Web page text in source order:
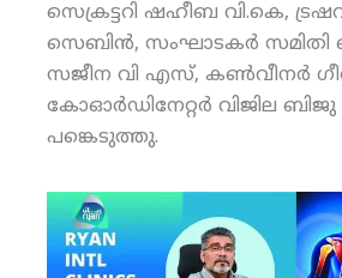
സെക്രട്ടറി ഷഹീബ വി.കെ,
സെബിന്‍, സംഘാടകര്‍
സജീന വി എസ്, കണ്‍വീനര്‍
കോഓര്‍ഡിനേറ്റര്‍ വിജില ബിജു
പങ്കെടുത്തു.